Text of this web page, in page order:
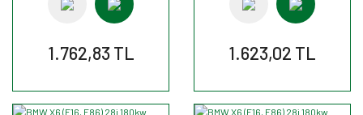
1.762,83 TL 1.623,02 TL